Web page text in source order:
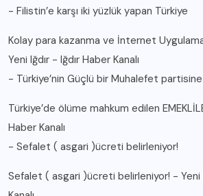
- Filistin’e karşı iki yüzlük yapan Türkiye
Kolay para kazanma ve İnternet
Yeni Iğdır - Iğdır Haber Kanalı
- Türkiye’nin Güçlü bir Muhalefet
Türkiye’de ölüme mahkum edilen
Haber Kanalı
- Sefalet ( asgari )ücreti belirleniyor!
Sefalet ( asgari )ücreti belirleniyor! - Yeni